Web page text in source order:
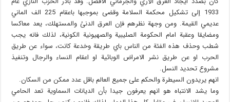
1933 إلى تشكيل محكمة السلامة وقضى بموجبها باعقام 225 الف الماني
عديمي القيمة. ومن وجهة نظرهم فإن العرق الدنئ والمستهلك، يعد معاكسا
ومضايقا وعقبة امام الحكومة الصليبية والصهيونية الكونية، لذلك فانه يجب
شطب وحذف هذه الفئة من الناس باي طريقة وخدعة كانت، سواء عن طريق
الحرب او عن طريق نشر الامراض الوبائية او اعقام النساء والرجال وتنفيذ
مشروع تحديد النسل.
انهم يريدون السيطرة والحكم على جميع العالم باقل عدد ممكن من السكان.
وما يشد الانتباه هو انهم يعرفون جيدا بأن الديانات السماوية تعد الحامي